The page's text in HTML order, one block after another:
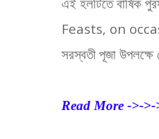
Feasts, on
সরস্বতী পূজা
Read More ->->-